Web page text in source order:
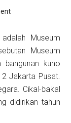
Museum
Museum
bangunan kuno
Jakarta Pusat.
Cikal-bakal
didirikan tahun